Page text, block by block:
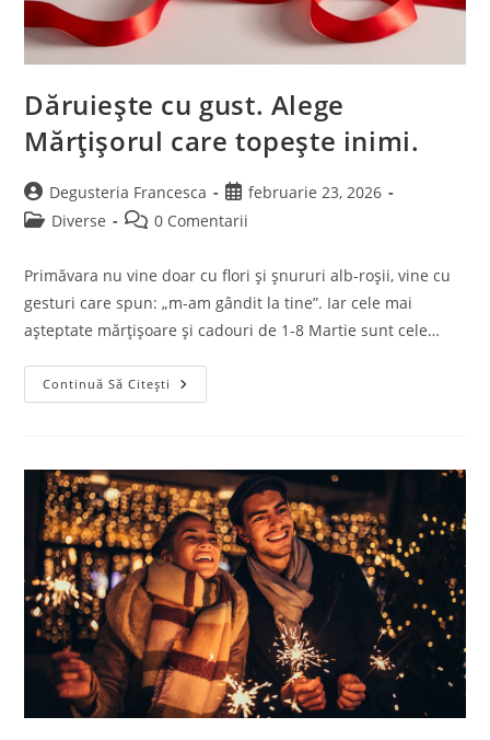
Dăruiește cu gust. Alege
Mărțișorul care topește inimi.
Post
author:
Degusteria Francesca
Post
published:
februarie 23, 2026
PostDiverse
Post0 Comentarii
Primăvara nu vine doar cu flori și șnururi alb-roșii, vine cu
gesturi care spun: „m-am gândit la tine”. Iar cele mai
așteptate mărțișoare și cadouri de 1-8 Martie sunt cele…
Continuă Să Citești Dăruiește
Cu
Topește
Inimi.